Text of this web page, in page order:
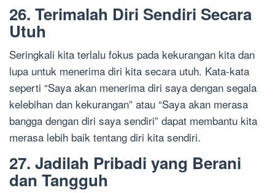
26. Terimalah Diri Sendiri Secara
Utuh
Seringkali kita terlalu fokus pada kekurangan kita dan
lupa untuk menerima diri kita secara utuh. Kata-kata
seperti “Saya akan menerima diri saya dengan segala
kelebihan dan kekurangan” atau “Saya akan merasa
bangga dengan diri saya sendiri” dapat membantu kita
merasa lebih baik tentang diri kita sendiri.
27. Jadilah Pribadi yang Berani
dan Tangguh